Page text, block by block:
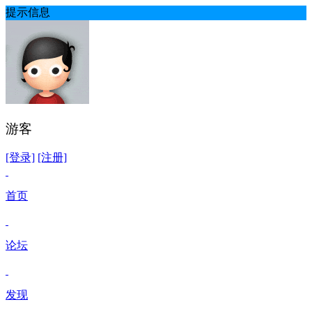
提示信息
游客
[登录] [注册]
首页
论坛
发现